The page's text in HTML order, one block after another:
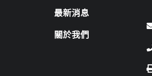
最新消息
關於我們